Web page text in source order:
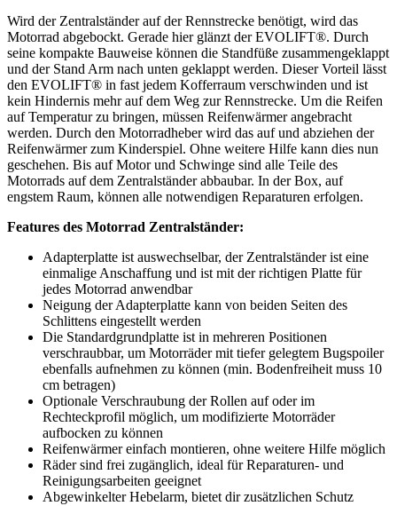
Wird der Zentralständer auf der Rennstrecke benötigt, wird das
Motorrad abgebockt. Gerade hier glänzt der EVOLIFT®. Durch
seine kompakte Bauweise können die Standfüße zusammengeklappt
und der Stand Arm nach unten geklappt werden. Dieser Vorteil lässt
den EVOLIFT® in fast jedem Kofferraum verschwinden und ist
kein Hindernis mehr auf dem Weg zur Rennstrecke. Um die Reifen
auf Temperatur zu bringen, müssen Reifenwärmer angebracht
werden. Durch den Motorradheber wird das auf und abziehen der
Reifenwärmer zum Kinderspiel. Ohne weitere Hilfe kann dies nun
geschehen. Bis auf Motor und Schwinge sind alle Teile des
Motorrads auf dem Zentralständer abbaubar. In der Box, auf
engstem Raum, können alle notwendigen Reparaturen erfolgen.
Features des Motorrad Zentralständer:
Adapterplatte ist auswechselbar, der Zentralständer ist eine
einmalige Anschaffung und ist mit der richtigen Platte für
jedes Motorrad anwendbar
Neigung der Adapterplatte kann von beiden Seiten des
Schlittens eingestellt werden
Die Standardgrundplatte ist in mehreren Positionen
verschraubbar, um Motorräder mit tiefer gelegtem Bugspoiler
ebenfalls aufnehmen zu können (min. Bodenfreiheit muss 10
cm betragen)
Optionale Verschraubung der Rollen auf oder im
Rechteckprofil möglich, um modifizierte Motorräder
aufbocken zu können
Reifenwärmer einfach montieren, ohne weitere Hilfe möglich
Räder sind frei zugänglich, ideal für Reparaturen- und
Reinigungsarbeiten geeignet
Abgewinkelter Hebelarm, bietet dir zusätzlichen Schutz